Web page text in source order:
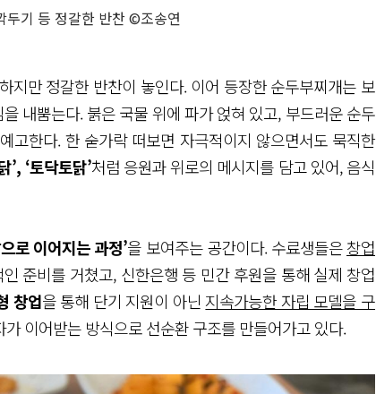
두기 등 정갈한 반찬 ©조송연
지만 정갈한 반찬이 놓인다. 이어 등장한 순두부찌개는 보
내뿜는다. 붉은 국물 위에 파가 얹혀 있고, 부드러운 순두
고한다. 한 숟가락 떠보면 자극적이지 않으면서도 묵직한
’, ‘토닥토닭’처럼 응원과 위로의 메시지를 담고 있어, 음식
로 이어지는 과정’을 보여주는 공간이다. 수료생들은창업
준비를 거쳤고, 신한은행 등 민간 후원을 통해 실제 창업
창업을 통해 단기 지원이 아닌 지속가능한 자립 모델을 구
이어받는 방식으로 선순환 구조를 만들어가고 있다.